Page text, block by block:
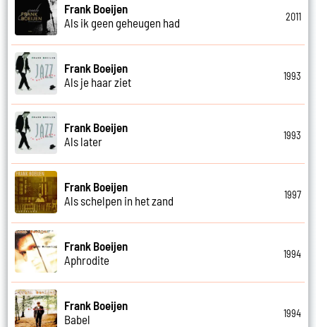
Frank Boeijen
Als ik geen geheugen had
2011
Frank Boeijen
Als je haar ziet
1993
Frank Boeijen
Als later
1993
Frank Boeijen
Als schelpen in het zand
1997
Frank Boeijen
Aphrodite
1994
Frank Boeijen
Babel
1994